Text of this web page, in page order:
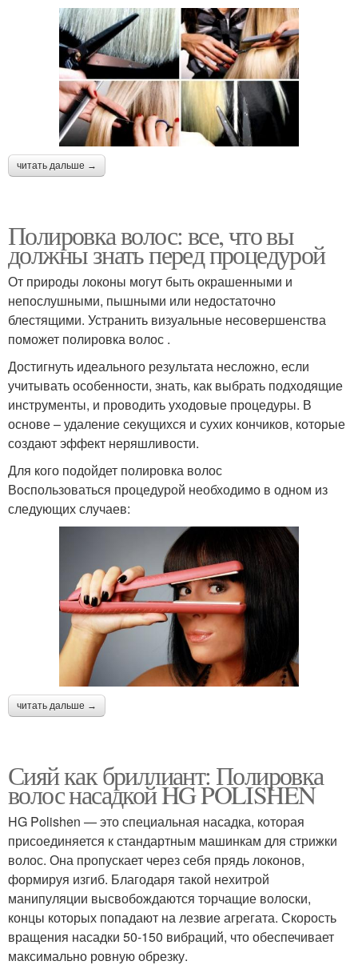
читать дальше →
Полировка волос: все, что вы
должны знать перед процедурой
От природы локоны могут быть окрашенными и
непослушными, пышными или недостаточно
блестящими. Устранить визуальные несовершенства
поможет полировка волос .
Достигнуть идеального результата несложно, если
учитывать особенности, знать, как выбрать подходящие
инструменты, и проводить уходовые процедуры. В
основе – удаление секущихся и сухих кончиков, которые
создают эффект неряшливости.
Для кого подойдет полировка волос
Воспользоваться процедурой необходимо в одном из
следующих случаев:
читать дальше →
Сияй как бриллиант: Полировка
волос насадкой HG POLISHEN
HG Polishen — это специальная насадка, которая
присоединяется к стандартным машинкам для стрижки
волос. Она пропускает через себя прядь локонов,
формируя изгиб. Благодаря такой нехитрой
манипуляции высвобождаются торчащие волоски,
концы которых попадают на лезвие агрегата. Скорость
вращения насадки 50-150 вибраций, что обеспечивает
максимально ровную обрезку.